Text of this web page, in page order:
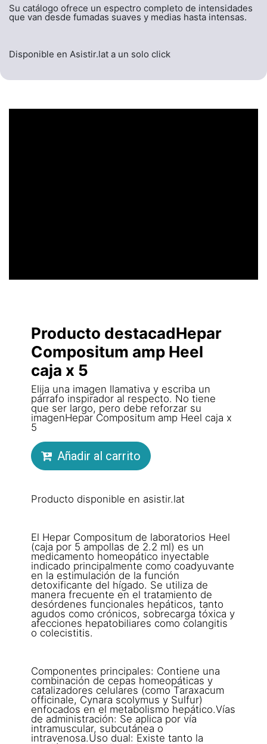
Su catálogo ofrece un espectro completo de intensidades
que van desde fumadas suaves y medias hasta intensas.
Disponible en Asistir.lat a un solo click
Producto destacadHepar
Compositum amp Heel
caja x 5
Elija una imagen llamativa y escriba un
párrafo inspirador al respecto. No tiene
que ser largo, pero debe reforzar su
imagenHepar Compositum amp Heel caja x
5
Añadir al carrito
Producto disponible en asistir.lat
El Hepar Compositum de laboratorios Heel
(caja por 5 ampollas de 2.2 ml) es un
medicamento homeopático inyectable
indicado principalmente como coadyuvante
en la estimulación de la función
detoxificante del hígado. Se utiliza de
manera frecuente en el tratamiento de
desórdenes funcionales hepáticos, tanto
agudos como crónicos, sobrecarga tóxica y
afecciones hepatobiliares como colangitis
o colecistitis.
Componentes principales: Contiene una
combinación de cepas homeopáticas y
catalizadores celulares (como Taraxacum
officinale, Cynara scolymus y Sulfur)
enfocados en el metabolismo hepático.Vías
de administración: Se aplica por vía
intramuscular, subcutánea o
intravenosa.Uso dual: Existe tanto la